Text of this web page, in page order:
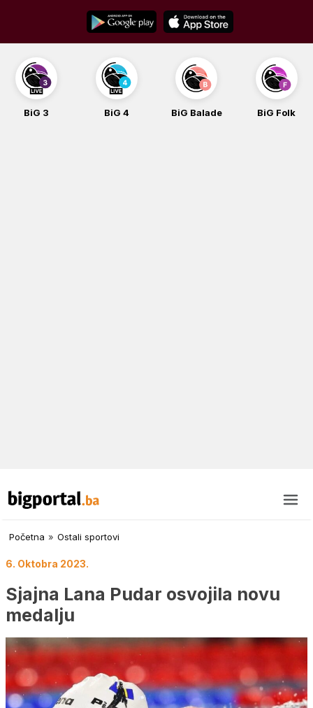
content
BiG 3 BiG 4 BiG Balade BiG Folk
Početna » Ostali sportovi
6. Oktobra 2023.
Sjajna Lana Pudar osvojila novu
medalju